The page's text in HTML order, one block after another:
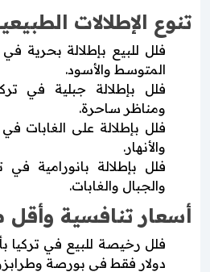
تنوع الإطلالات
فلل للبيع بإطلالة بحرية
المتوسط والأسود.
فلل بإطلالة جبلية في
ومناظر ساحرة.
فلل بإطلالة على الغابات
والأنهار.
فلل بإطلالة بانورامية
والجبال والغابات.
أسعار تنافسية وأقل
دولار فقط في بورصة